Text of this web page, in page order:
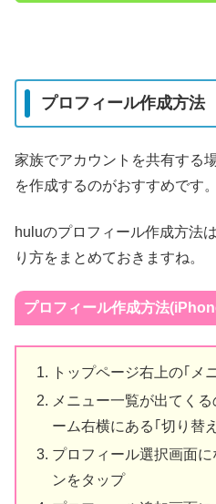
プロフィール作成方法
家族でアカウントを共有する
を作成するのがおすすめです。
huluのプロフィール作成方法
り方をまとめておきますね。
プロフィール作成方法
トップページ右上の｢メ
メニュー一覧が出てく
ーム右横にある｢切り替
プロフィール選択画面
ンをタップ